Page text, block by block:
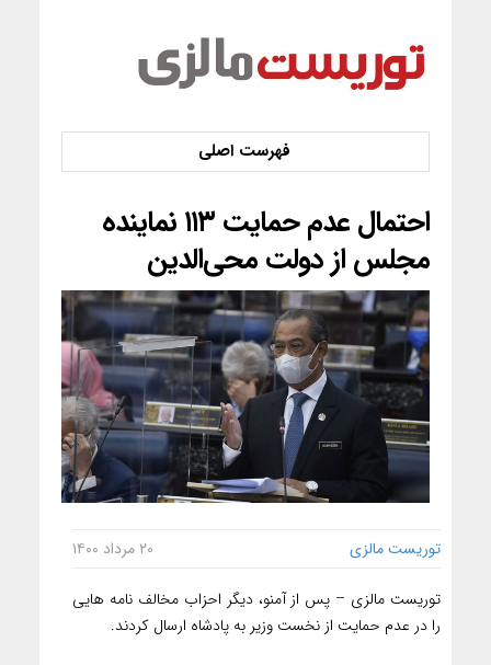
احتمال عدم حمایت ۱۱۳ نماینده
مجلس از دولت محی‌الدین
توریست مالزی ۲۰ مرداد ۱۴۰۰
توریست مالزی – پس از آمنو، دیگر احزاب مخالف نامه هایی
را در عدم حمایت از نخست وزیر به پادشاه ارسال کردند.